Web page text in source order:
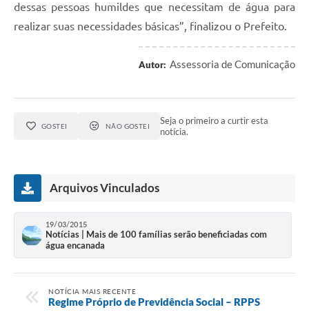
dessas pessoas humildes que necessitam de água para
realizar suas necessidades básicas”, finalizou o Prefeito.
Autor: Assessoria de Comunicação
GOSTEI NÃO GOSTEI
Seja o primeiro a curtir esta
notícia.
Arquivos Vinculados
19/03/2015
Notícias | Mais de 100 famílias serão beneficiadas com
água encanada
NOTÍCIA MAIS RECENTE
Regime Próprio de Previdência Social – RPPS